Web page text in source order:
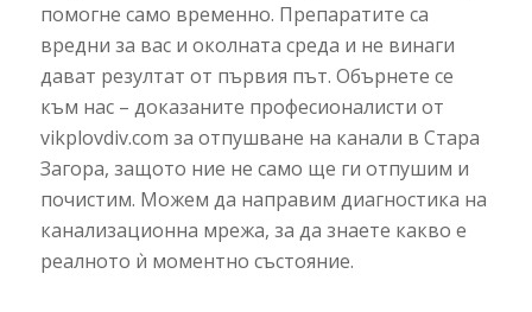
помогне само временно. Препаратите са
вредни за вас и околната среда и не винаги
дават резултат от първия път. Обърнете се
към нас – доказаните професионалисти от
vikplovdiv.com за отпушване на канали в Стара
Загора, защото ние не само ще ги отпушим и
почистим. Можем да направим диагностика на
канализационна мрежа, за да знаете какво е
реалното ѝ моментно състояние.